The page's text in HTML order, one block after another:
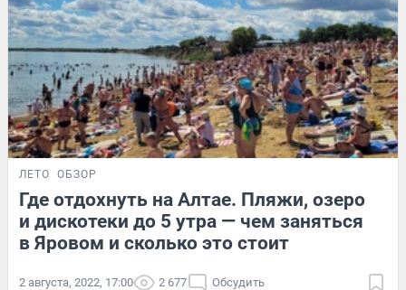
ЛЕТО ОБЗОР
Где отдохнуть на Алтае. Пляжи, озеро
и дискотеки до 5 утра — чем заняться
в Яровом и сколько это стоит
2 августа, 2022, 17:00 2 677 Обсудить